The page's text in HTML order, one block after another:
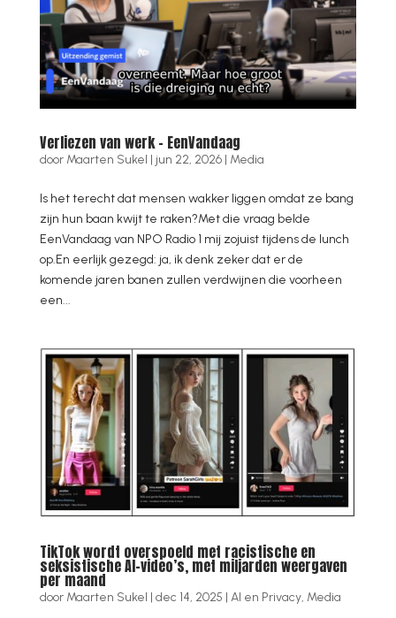
Verliezen van werk – EenVandaag
door Maarten Sukel | jun 22, 2026| Media
Is het terecht dat mensen wakker liggen omdat ze bang
zijn hun baan kwijt te raken?Met die vraag belde
EenVandaag van NPO Radio 1 mij zojuist tijdens de lunch
op.En eerlijk gezegd: ja, ik denk zeker dat er de
komende jaren banen zullen verdwijnen die voorheen
een...
TikTok wordt overspoeld met racistische en
seksistische AI-video’s, met miljarden weergaven
per maand
door Maarten Sukel | dec 14, 2025 | AI en Privacy, Media